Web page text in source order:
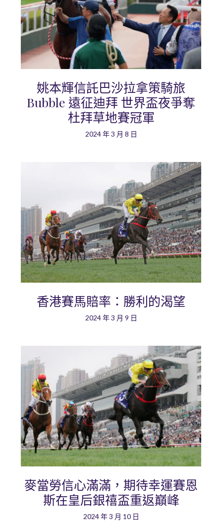
姚本輝信託巴沙拉拿策騎旅
Bubble 遠征迪拜 世界盃夜爭奪
杜拜草地賽冠軍
2024 年 3 月 8 日
香港賽馬賠率：勝利的渴望
2024 年 3 月 9 日
麥當勞信心滿滿，期待幸運賽恩
斯在皇后銀禧盃重返巔峰
2024 年 3 月 10 日